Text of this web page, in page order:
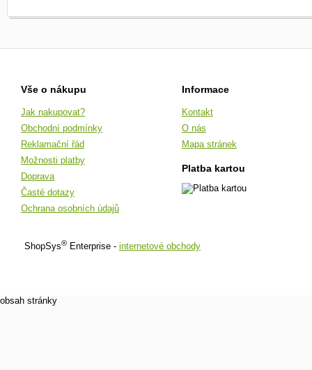
Vše o nákupu
Jak nakupovat?
Obchodní podmínky
Reklamační řád
Možnosti platby
Doprava
Časté dotazy
Ochrana osobních údajů
Informace
Kontakt
O nás
Mapa stránek
Platba kartou
ShopSys® Enterprise - internetové obchody
obsah stránky